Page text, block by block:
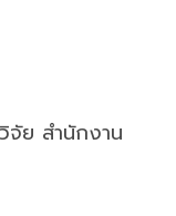
จัย สำนักงาน